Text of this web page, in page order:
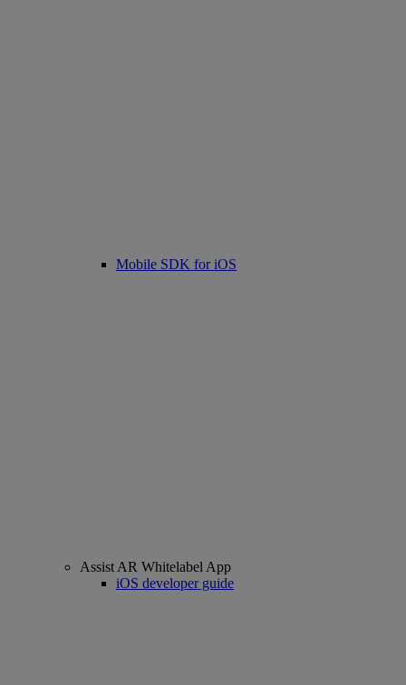
Mobile SDK for iOS
Assist AR Whitelabel App
iOS developer guide